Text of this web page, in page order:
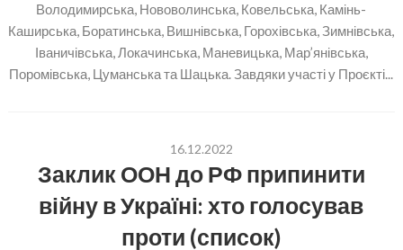
Володимирська, Нововолинська, Ковельська, Камінь-
Каширська, Боратинська, Вишнівська, Горохівська, Зимнівська,
Іваничівська, Локачинська, Маневицька, Мар’янівська,
Поромівська, Цуманська та Шацька. Завдяки участі у Проєкті...
16.12.2022
Заклик ООН до РФ припинити
війну в Україні: хто голосував
проти (список)